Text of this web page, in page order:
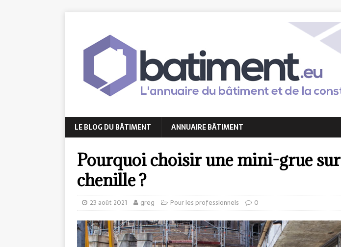
LE BLOG DU BÂTIMENT ANNUAIRE BÂTIMENT
Pourquoi choisir une mini-grue sur
chenille ?
23 août 2021 greg Pour les professionnels 0